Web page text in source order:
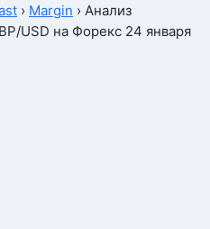
› Margin › Анализ
USD на Форекс 24 января